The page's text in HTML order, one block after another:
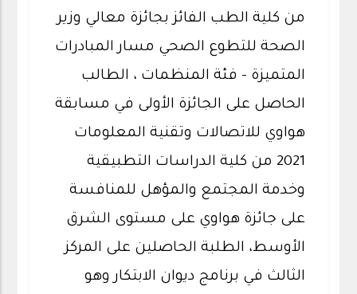
من كلية الطب الفائز بجائزة معالي وزير
الصحة للتطوع الصحي مسار المبادرات
المتميزة - فئة المنظمات ، الطالب
الحاصل على الجائزة الأولى في مسابقة
هواوي للاتصالات وتقنية المعلومات
2021 من كلية الدراسات التطبيقية
وخدمة المجتمع والمؤهل للمنافسة
على جائزة هواوي على مستوى الشرق
الأوسط، الطلبة الحاصلين على المركز
الثالث في برنامج ديوان الابتكار وهو